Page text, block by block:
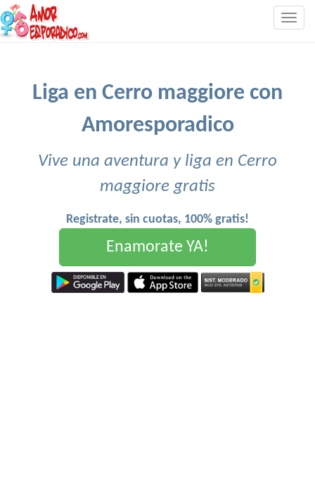
Liga en Cerro maggiore con
Amoresporadico
Vive una aventura y liga en Cerro
maggiore gratis
Registrate, sin cuotas, 100% gratis!
Enamorate YA!